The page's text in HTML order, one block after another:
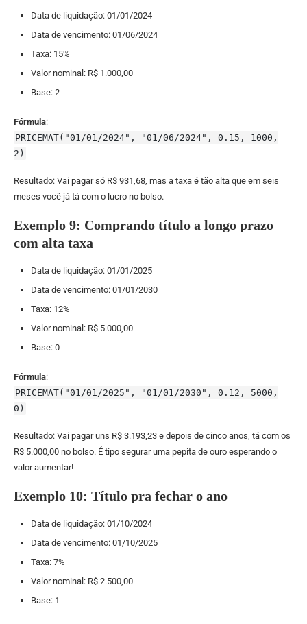
Data de liquidação: 01/01/2024
Data de vencimento: 01/06/2024
Taxa: 15%
Valor nominal: R$ 1.000,00
Base: 2
Fórmula:
PRICEMAT("01/01/2024", "01/06/2024", 0.15, 1000,
2)
Resultado: Vai pagar só R$ 931,68, mas a taxa é tão alta que em seis
meses você já tá com o lucro no bolso.
Exemplo 9: Comprando título a longo prazo
com alta taxa
Data de liquidação: 01/01/2025
Data de vencimento: 01/01/2030
Taxa: 12%
Valor nominal: R$ 5.000,00
Base: 0
Fórmula:
PRICEMAT("01/01/2025", "01/01/2030", 0.12, 5000,
0)
Resultado: Vai pagar uns R$ 3.193,23 e depois de cinco anos, tá com os
R$ 5.000,00 no bolso. É tipo segurar uma pepita de ouro esperando o
valor aumentar!
Exemplo 10: Título pra fechar o ano
Data de liquidação: 01/10/2024
Data de vencimento: 01/10/2025
Taxa: 7%
Valor nominal: R$ 2.500,00
Base: 1